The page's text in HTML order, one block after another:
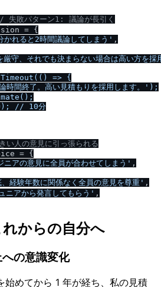
/ 失敗パターン1: 議論が長引く
= {
かれると2時間議論してしまう' ,
守、それでも決まらない場合は高い方を
=> {
間終了。高い見積もりを採用します。');
// 10分
人の意見に引っ張られる
= {
ニアの意見に全員が合わせてしまう' ,
経験年数に関係なく全員の意見を尊重' ,
ニアから発言してもらう' ,
からの自分へ
の意識変化
始めてから 1 年が経ち、私の見積